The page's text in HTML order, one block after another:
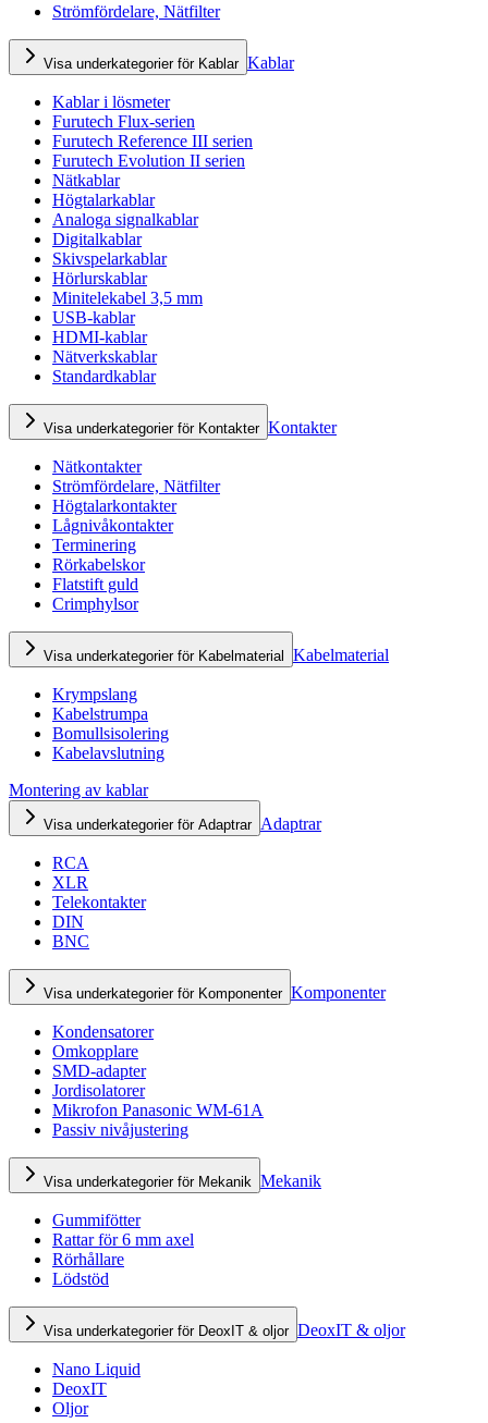
Strömfördelare, Nätfilter
Visa underkategorier för Kablar Kablar
Kablar i lösmeter
Furutech Flux-serien
Furutech Reference III serien
Furutech Evolution II serien
Nätkablar
Högtalarkablar
Analoga signalkablar
Digitalkablar
Skivspelarkablar
Hörlurskablar
Minitelekabel 3,5 mm
USB-kablar
HDMI-kablar
Nätverkskablar
Standardkablar
Visa underkategorier för Kontakter Kontakter
Nätkontakter
Strömfördelare, Nätfilter
Högtalarkontakter
Lågnivåkontakter
Terminering
Rörkabelskor
Flatstift guld
Crimphylsor
Visa underkategorier för Kabelmaterial Kabelmaterial
Krympslang
Kabelstrumpa
Bomullsisolering
Kabelavslutning
Montering av kablar
Visa underkategorier för Adaptrar Adaptrar
RCA
XLR
Telekontakter
DIN
BNC
Visa underkategorier för Komponenter Komponenter
Kondensatorer
Omkopplare
SMD-adapter
Jordisolatorer
Mikrofon Panasonic WM-61A
Passiv nivåjustering
Visa underkategorier för Mekanik Mekanik
Gummifötter
Rattar för 6 mm axel
Rörhållare
Lödstöd
Visa underkategorier för DeoxIT & oljor DeoxIT & oljor
Nano Liquid
DeoxIT
Oljor